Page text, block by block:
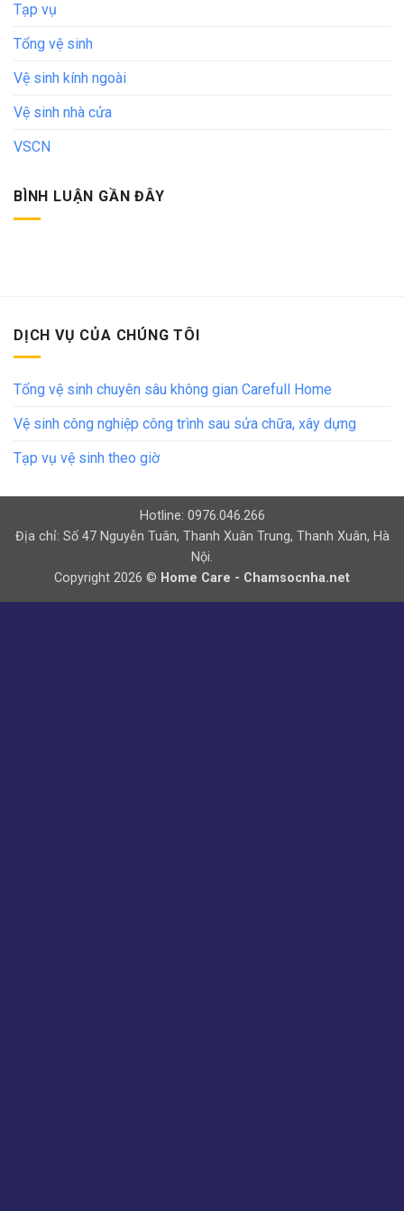
Tạp vụ
Tổng vệ sinh
Vệ sinh kính ngoài
Vệ sinh nhà cửa
VSCN
BÌNH LUẬN GẦN ĐÂY
DỊCH VỤ CỦA CHÚNG TÔI
Tổng vệ sinh chuyên sâu không gian Carefull Home
Vệ sinh công nghiệp công trình sau sửa chữa, xây dựng
Tạp vụ vệ sinh theo giờ
Hotline: 0976.046.266
Địa chỉ: Số 47 Nguyễn Tuân, Thanh Xuân Trung, Thanh Xuân, Hà
Nội.
Copyright 2026 © Home Care - Chamsocnha.net